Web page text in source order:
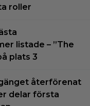
roller
listade – ”The
plats 3
återförenat
delar första